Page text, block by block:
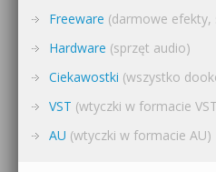
Freeware (darmowe
Hardware (sprzęt audio)
Ciekawostki (wszystko
VST (wtyczki w formacie
AU (wtyczki w formacie AU)